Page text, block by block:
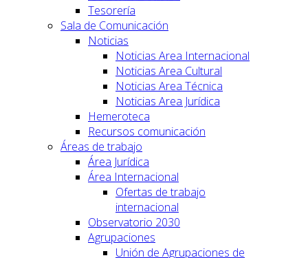
Tesorería
Sala de Comunicación
Noticias
Noticias Area Internacional
Noticias Area Cultural
Noticias Area Técnica
Noticias Area Jurídica
Hemeroteca
Recursos comunicación
Áreas de trabajo
Área Jurídica
Área Internacional
Ofertas de trabajo
internacional
Observatorio 2030
Agrupaciones
Unión de Agrupaciones de